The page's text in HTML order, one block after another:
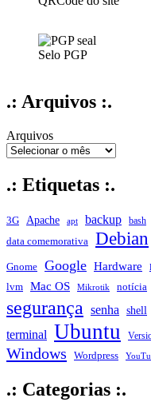
Selo PGP
.: Arquivos :.
Arquivos
.: Etiquetas :.
3G Apache apt backup bash
data comemorativa Debian
Gnome Google Hardware
lvm Mac OS Mikrotik notícia
segurança senha shell
terminal Ubuntu
Windows Wordpress
.: Categorias :.